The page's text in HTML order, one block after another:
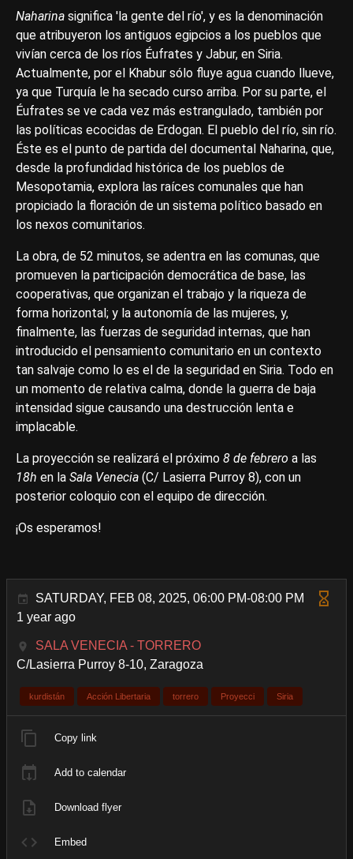
Naharina significa 'la gente del río', y es la denominación
que atribuyeron los antiguos egipcios a los pueblos que
vivían cerca de los ríos Éufrates y Jabur, en Siria.
Actualmente, por el Khabur sólo fluye agua cuando llueve,
ya que Turquía le ha secado curso arriba. Por su parte, el
Éufrates se ve cada vez más estrangulado, también por
las políticas ecocidas de Erdogan. El pueblo del río, sin río.
Éste es el punto de partida del documental Naharina, que,
desde la profundidad histórica de los pueblos de
Mesopotamia, explora las raíces comunales que han
propiciado la floración de un sistema político basado en
los nexos comunitarios.
La obra, de 52 minutos, se adentra en las comunas, que
promueven la participación democrática de base, las
cooperativas, que organizan el trabajo y la riqueza de
forma horizontal; y la autonomía de las mujeres, y,
finalmente, las fuerzas de seguridad internas, que han
introducido el pensamiento comunitario en un contexto
tan salvaje como lo es el de la seguridad en Siria. Todo en
un momento de relativa calma, donde la guerra de baja
intensidad sigue causando una destrucción lenta e
implacable.
La proyección se realizará el próximo 8 de febrero a las
18h en la Sala Venecia (C/ Lasierra Purroy 8), con un
posterior coloquio con el equipo de dirección.
¡Os esperamos!
SATURDAY, FEB 08, 2025, 06:00 PM-08:00 PM
1 year ago
SALA VENECIA - TORRERO
C/Lasierra Purroy 8-10, Zaragoza
kurdistán Acción Libertaria torrero Proyecci Siria
Copy link
Add to calendar
Download flyer
Embed